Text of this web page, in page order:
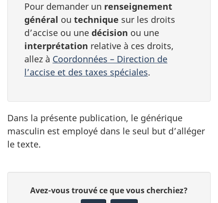
Pour demander un renseignement
général ou technique sur les droits
d’accise ou une décision ou une
interprétation relative à ces droits,
allez à Coordonnées – Direction de
l’accise et des taxes spéciales.
Dans la présente publication, le générique
masculin est employé dans le seul but d’alléger
le texte.
Avez-vous trouvé ce que vous cherchiez?